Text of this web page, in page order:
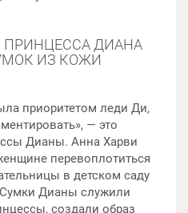
ПРИНЦЕССА ДИАНА
ИЗ КОЖИ
приоритетом леди Ди,
— это
Дианы. Анна Харви
перевоплотиться
в детском саду
Дианы служили
создали образ